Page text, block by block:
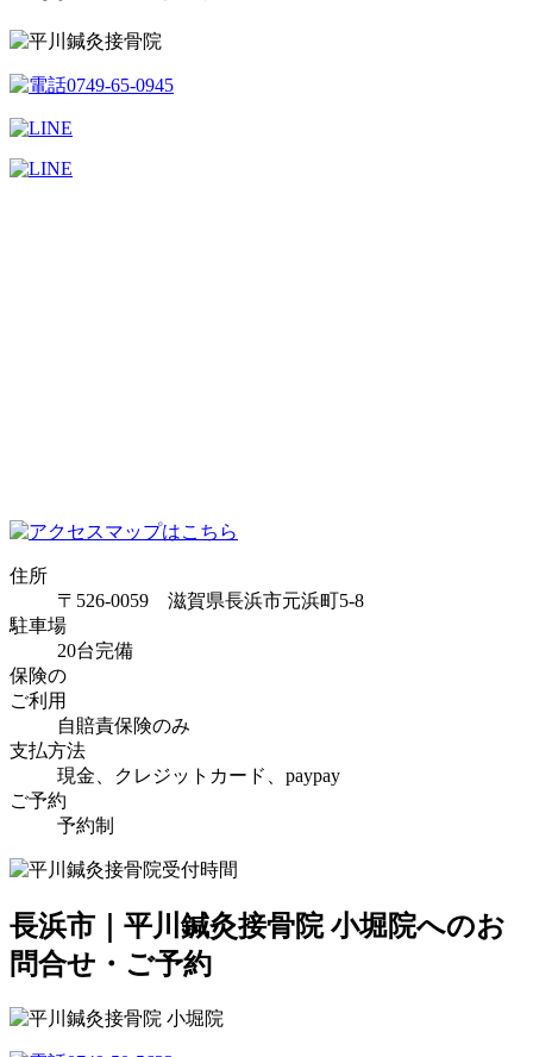
住所
〒526-0059 滋賀県長浜市元浜町5-8
駐車場
20台完備
保険の
ご利用
自賠責保険のみ
支払方法
現金、クレジットカード、paypay
ご予約
予約制
長浜市｜平川鍼灸接骨院 小堀院へのお
問合せ・ご予約